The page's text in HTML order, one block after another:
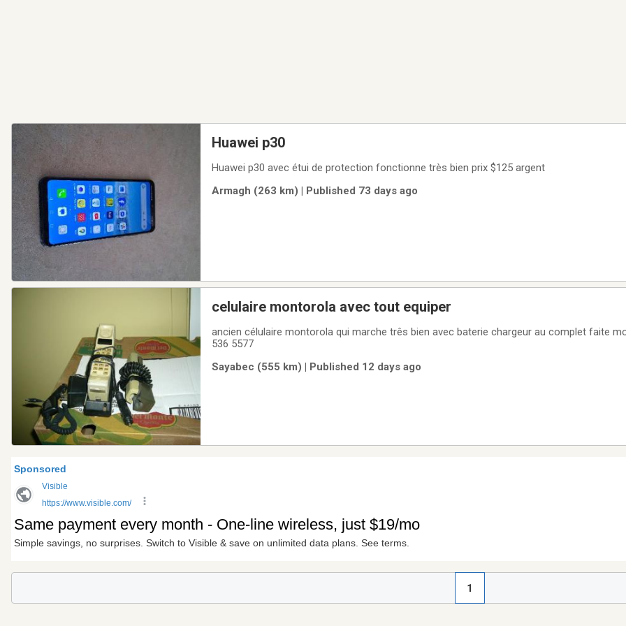
Huawei p30
Huawei p30 avec étui de protection fonctionne très bien prix $125 argent
Armagh (263 km) | Published 73 days ago
celulaire montorola avec tout equiper
ancien célulaire montorola qui marche três bien avec baterie chargeur au complet faite moi une offre tel 418
536 5577
Sayabec (555 km) | Published 12 days ago
1